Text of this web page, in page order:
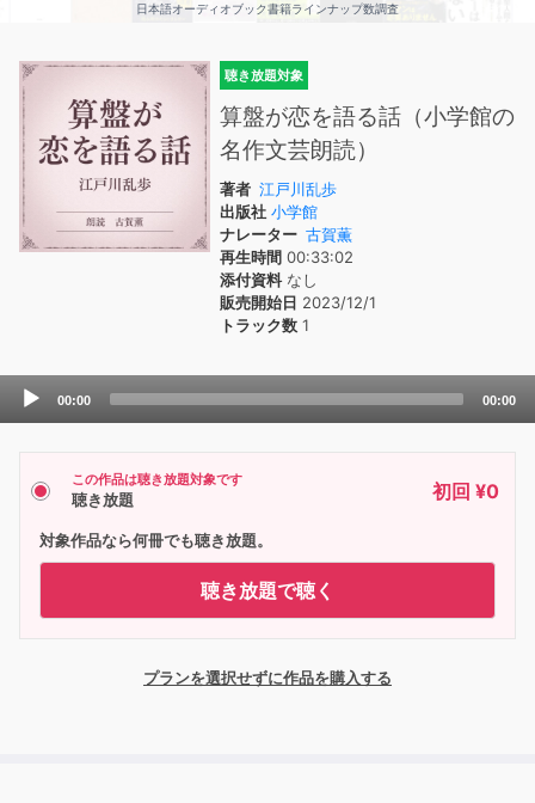
日本語オーディオブック書籍ラインナップ数調査
聴き放題対象
算盤が恋を語る話（小学館の
名作文芸朗読）
著者 江戸川乱歩
出版社 小学館
ナレーター 古賀薫
再生時間 00:33:02
添付資料なし
販売開始日 2023/12/1
トラック数 1
Audio
00:00 00:00
この作品は聴き放題対象です
聴き放題 初回 ¥0
対象作品なら何冊でも聴き放題。
聴き放題で聴く
プランを選択せずに作品を購入する